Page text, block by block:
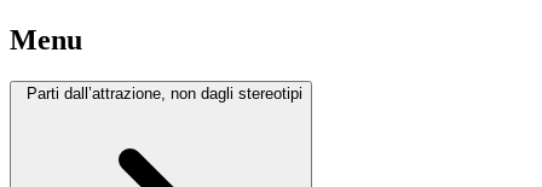
Menu
Parti dall’attrazione, non dagli stereotipi